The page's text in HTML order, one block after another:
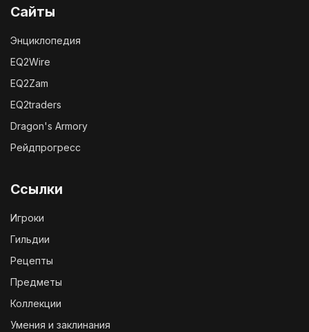
Сайты
Энциклопедия
EQ2Wire
EQ2Zam
EQ2traders
Dragon's Armory
Рейдпрогресс
Ссылки
Игроки
Гильдии
Рецепты
Предметы
Коллекции
Умения и заклинания